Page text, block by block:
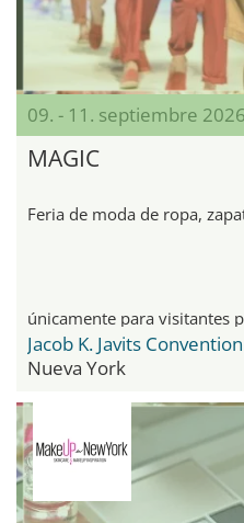
09. - 11. septiembre 2026
MAGIC
Feria de moda de ropa,
únicamente para visitantes
Jacob K. Javits
Nueva York